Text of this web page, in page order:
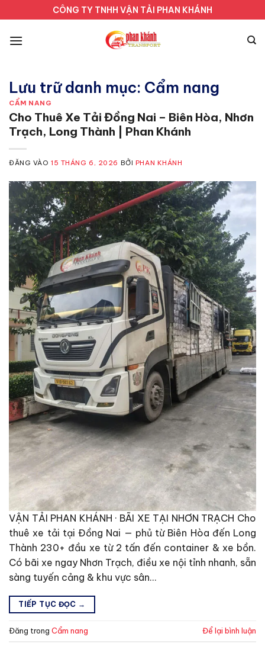
qua
nội
CÔNG TY TNHH VẬN TẢI PHAN KHÁNH
Lưu trữ danh mục: Cẩm nang
CẨM NANG
Cho Thuê Xe Tải Đồng Nai – Biên Hòa, Nhơn
Trạch, Long Thành | Phan Khánh
ĐĂNG VÀO15 THÁNG 6, 2026 BỞI PHAN KHÁNH
VẬN TẢI PHAN KHÁNH · BÃI XE TẠI NHƠN TRẠCH Cho
thuê xe tải tại Đồng Nai — phủ từ Biên Hòa đến Long
Thành 230+ đầu xe từ 2 tấn đến container & xe bồn.
Có bãi xe ngay Nhơn Trạch, điều xe nội tỉnh nhanh, sẵn
sàng tuyến cảng & khu vực sân…
TIẾP TỤC ĐỌC →
Đăng trong Cẩm nang Để lại bình luận